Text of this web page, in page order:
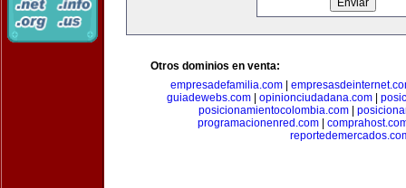
Otros dominios en venta:
empresadefamilia.com
guiadewebs.com
opinionciudadana.com
posicionamientocolombia.com|
programacionenred.com